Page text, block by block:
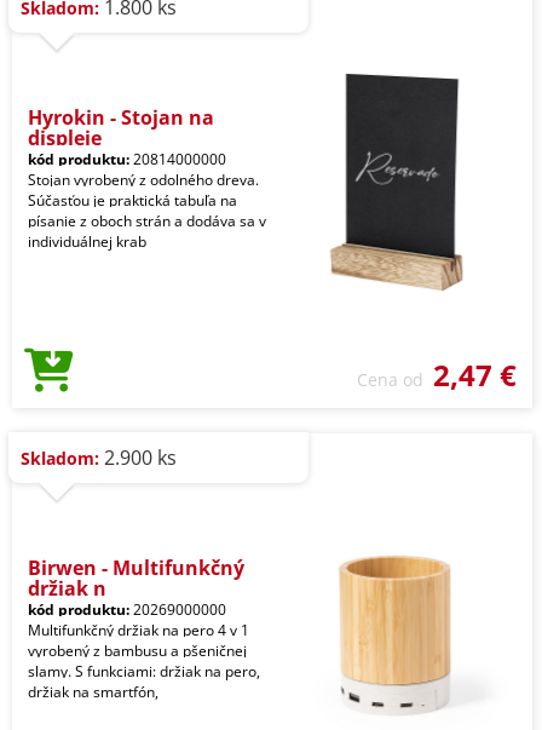
Skladom: 1.800 ks
Hyrokin - Stojan na
displeje
kód produktu:20814000000
Stojan vyrobený z odolného dreva.
Súčasťou je praktická tabuľa na
písanie z oboch strán a dodáva sa v
individuálnej krab
Cena od 2,47 €
Skladom: 2.900 ks
Birwen - Multifunkčný
držiak n
kód produktu:20269000000
Multifunkčný držiak na pero 4 v 1
vyrobený z bambusu a pšeničnej
slamy. S funkciami: držiak na pero,
držiak na smartfón,